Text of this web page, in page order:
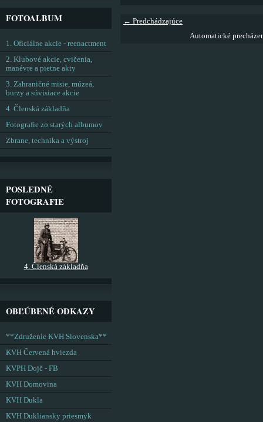
← Predchádzajúce
Automatické
FOTOALBUM
1. Oficiálne akcie - reenactment
2. Klubové akcie, cvičenia,
manévre a pietne akty
3. Zahraničné misie, múzeá,
burzy a súvisiace akcie
4. Členská základňa
Fotografie zo starých albumov
Zbrane, technika a výstroj
POSLEDNÉ
FOTOGRAFIE
4. Členská základňa
OBĽÚBENÉ ODKAZY
**Združenie KVH Slovenska**
KVH Červená hviezda
KVPH Dojč - FB
KVH Domovina
KVH Dukla
KVH Dukliansky priesmyk